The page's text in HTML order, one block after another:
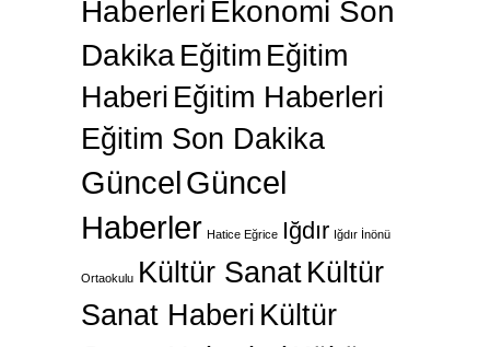
Haberleri Ekonomi Son
Dakika Eğitim Eğitim
Haberi Eğitim Haberleri
Eğitim Son Dakika
GüncelGüncel
Haberler Hatice Eğrice Iğdır Iğdır İnönü
Ortaokulu Kültür SanatKültür
Sanat Haberi Kültür